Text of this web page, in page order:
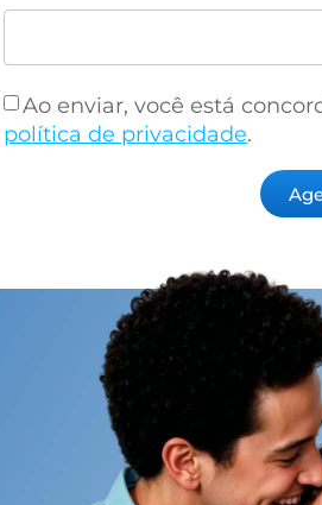
Ao enviar, você está
política de privacidade.